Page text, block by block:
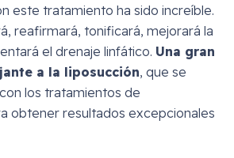
este tratamiento ha sido increíble.
reafirmará, tonificará, mejorará la
el drenaje linfático. Una gran
a la liposucción, que se
los tratamientos de
obtener resultados excepcionales